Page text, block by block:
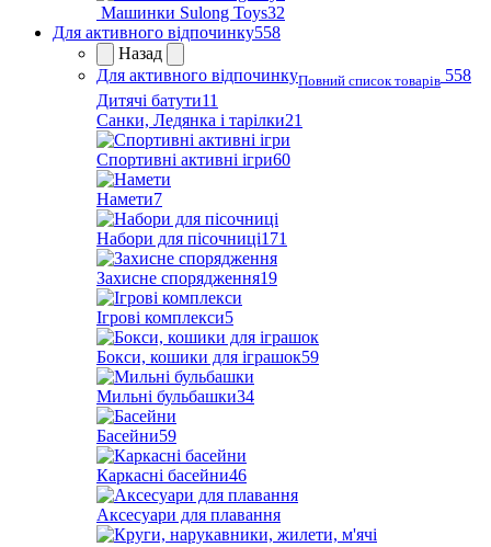
Машинки Sulong Toys32
Для активного відпочинку558
Назад
Для активного відпочинкуПовний список товарів 558
Дитячі батути11
Санки, Ледянка і тарілки21
Спортивні активні ігри60
Намети7
Набори для пісочниці171
Захисне спорядження19
Ігрові комплекси5
Бокси, кошики для іграшок59
Мильні бульбашки34
Басейни59
Каркасні басейни46
Аксесуари для плавання